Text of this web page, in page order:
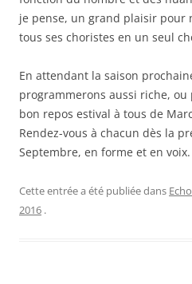
je pense, un grand plaisir pour
tous ses choristes en un seul
En attendant la saison
programmerons aussi riche,
bon repos estival à tous de
Rendez-vous à chacun dès la
Septembre, en forme et en voix.
Cette entrée a été publiée dans
2016 .